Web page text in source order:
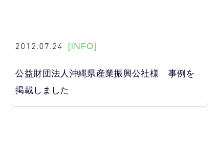
2012.07.24 [INFO]
公益財団法人沖縄県産業振興公社様 事例を
掲載しました